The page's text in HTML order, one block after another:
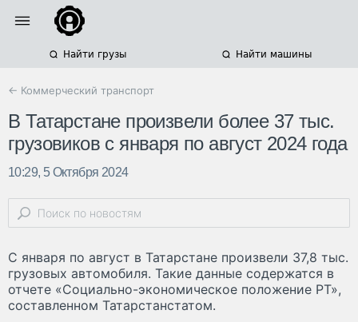
Найти грузы Найти машины
← Коммерческий транспорт
В Татарстане произвели более 37 тыс.
грузовиков с января по август 2024 года
10:29, 5 Октября 2024
С января по август в Татарстане произвели 37,8 тыс.
грузовых автомобиля. Такие данные содержатся в
отчете «Социально-экономическое положение РТ»,
составленном Татарстанстатом.